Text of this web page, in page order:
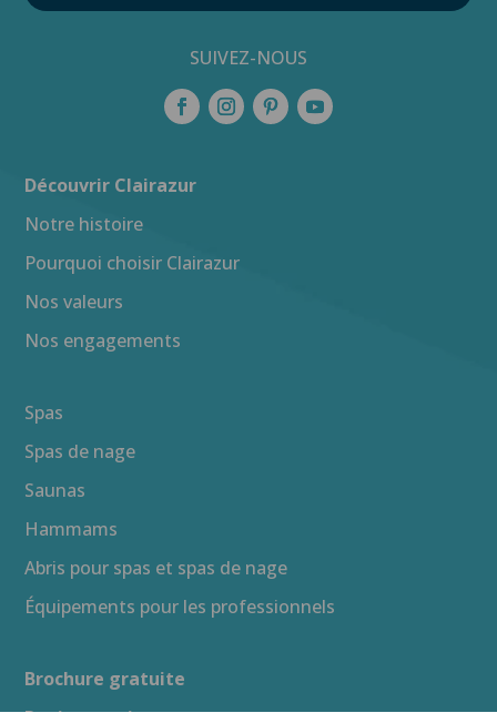
SUIVEZ-NOUS
Découvrir Clairazur
Notre histoire
Pourquoi choisir Clairazur
Nos valeurs
Nos engagements
Spas
Spas de nage
Saunas
Hammams
Abris pour spas et spas de nage
Équipements pour les professionnels
Brochure gratuite